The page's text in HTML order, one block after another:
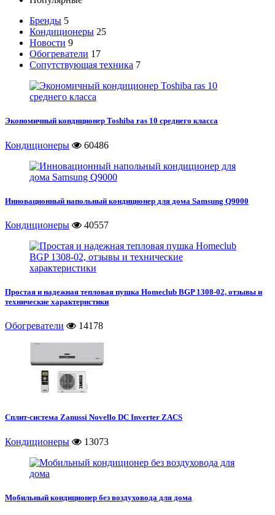
Бренды 5
Кондиционеры 25
Новости 9
Обогреватели 17
Сопутствующая техника 7
Экономичный кондиционер Toshiba ras 10 среднего класса
Кондиционеры 60486
Инновационный напольный кондиционер для дома Samsung Q9000
Кондиционеры 40557
Простая и надежная тепловая пушка Homeclub BGP 1308-02, отзывы и
технические характеристики
Обогреватели 14178
Сплит-система Zanussi Novello DC Inverter ZACS
Кондиционеры 13073
Мобильный кондиционер без воздуховода для дома